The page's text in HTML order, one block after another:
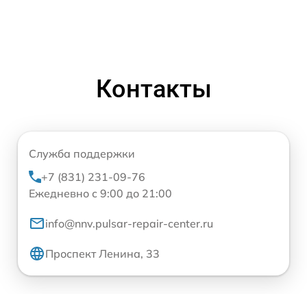
Контакты
Служба поддержки
+7 (831) 231-09-76
Ежедневно с 9:00 до 21:00
info@nnv.pulsar-repair-center.ru
Проспект Ленина, 33